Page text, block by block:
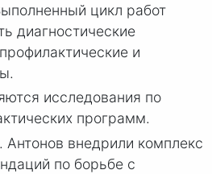
цикл работ
диагностические
и
исследования по
программ.
внедрили комплекс
по борьбе с